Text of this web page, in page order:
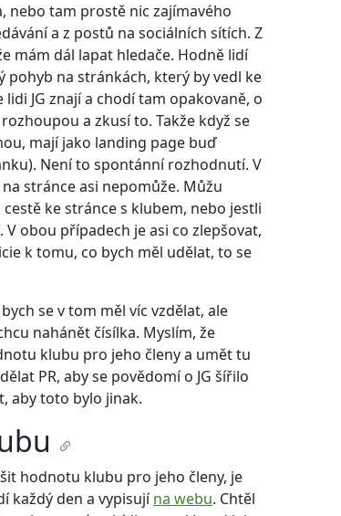
nebo tam prostě nic zajímavého
a z postů na sociálních sítích. Z
mám dál lapat hledače. Hodně lidí
pohyb na stránkách, který by vedl ke
JG znají a chodí tam opakovaně, o
a zkusí to. Takže když se
mají jako landing page buď
Není to spontánní rozhodnutí. V
stránce asi nepomůže. Můžu
ke stránce s klubem, nebo jestli
obou případech je asi co zlepšovat,
k tomu, co bych měl udělat, to se
se v tom měl víc vzdělat, ale
nahánět čísílka. Myslím, že
klubu pro jeho členy a umět tu
PR, aby se povědomí o JG šířilo
aby toto bylo jinak.
hodnotu klubu pro jeho členy, je
každý den a vypisujína webu. Chtěl